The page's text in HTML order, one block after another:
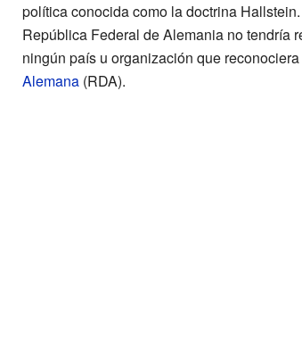
política conocida como la doctrina
República Federal de Alemania no tendría
ningún país u organización que
Alemana(RDA).